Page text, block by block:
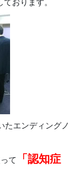
おります。
たエンディングノ
て
「認知症